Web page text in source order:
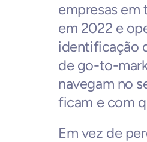
empresas
em 2022 e
identificação
de go-to-
navegam no
ficam e com
Em vez de